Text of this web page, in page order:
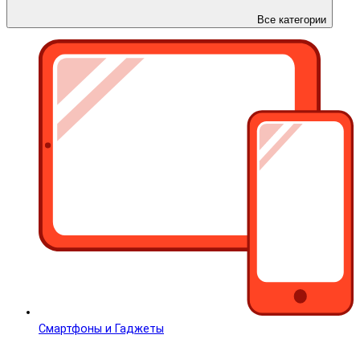
Все категории
Смартфоны и Гаджеты